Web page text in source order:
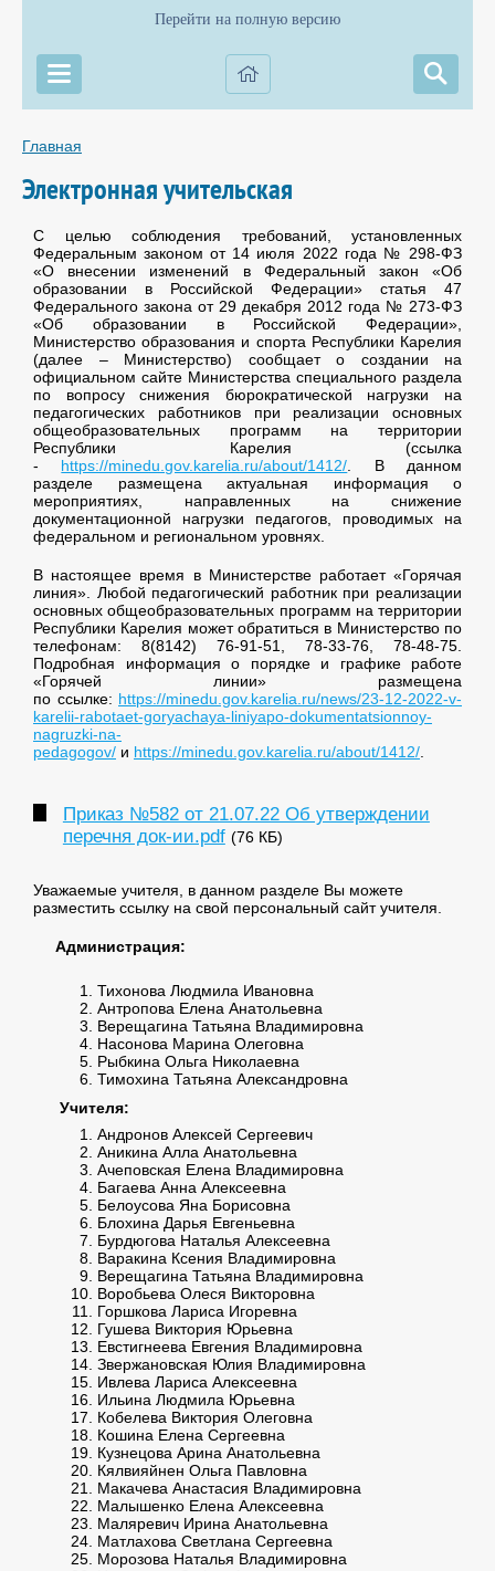
Перейти на полную версию
Главная
Электронная учительская
С целью соблюдения требований, установленных
Федеральным законом от 14 июля 2022 года № 298-ФЗ
«О внесении изменений в Федеральный закон «Об
образовании в Российской Федерации» статья 47
Федерального закона от 29 декабря 2012 года № 273-ФЗ
«Об образовании в Российской Федерации»,
Министерство образования и спорта Республики Карелия
(далее – Министерство) сообщает о создании на
официальном сайте Министерства специального раздела
по вопросу снижения бюрократической нагрузки на
педагогических работников при реализации основных
общеобразовательных программ на территории
Республики Карелия (ссылка
- https://minedu.gov.karelia.ru/about/1412/. В данном
разделе размещена актуальная информация о
мероприятиях, направленных на снижение
документационной нагрузки педагогов, проводимых на
федеральном и региональном уровнях.
В настоящее время в Министерстве работает «Горячая
линия». Любой педагогический работник при реализации
основных общеобразовательных программ на территории
Республики Карелия может обратиться в Министерство по
телефонам: 8(8142) 76-91-51, 78-33-76, 78-48-75.
Подробная информация о порядке и графике работе
«Горячей линии» размещена
по ссылке: https://minedu.gov.karelia.ru/news/23-12-2022-v-
karelii-rabotaet-goryachaya-liniyapo-dokumentatsionnoy-
nagruzki-na-
pedagogov/ и https://minedu.gov.karelia.ru/about/1412/
Приказ №582 от 21.07.22 Об утверждении
перечня док-ии.pdf (76 КБ)
Уважаемые учителя, в данном разделе Вы можете
разместить ссылку на свой персональный сайт учителя.
Администрация:
Тихонова Людмила Ивановна
Антропова Елена Анатольевна
Верещагина Татьяна Владимировна
Насонова Марина Олеговна
Рыбкина Ольга Николаевна
Тимохина Татьяна Александровна
Учителя:
Андронов Алексей Сергеевич
Аникина Алла Анатольевна
Ачеповская Елена Владимировна
Багаева Анна Алексеевна
Белоусова Яна Борисовна
Блохина Дарья Евгеньевна
Бурдюгова Наталья Алексеевна
Варакина Ксения Владимировна
Верещагина Татьяна Владимировна
Воробьева Олеся Викторовна
Горшкова Лариса Игоревна
Гушева Виктория Юрьевна
Евстигнеева Евгения Владимировна
Звержановская Юлия Владимировна
Ивлева Лариса Алексеевна
Ильина Людмила Юрьевна
Кобелева Виктория Олеговна
Кошина Елена Сергеевна
Кузнецова Арина Анатольевна
Кялвияйнен Ольга Павловна
Макачева Анастасия Владимировна
Малышенко Елена Алексеевна
Маляревич Ирина Анатольевна
Матлахова Светлана Сергеевна
Морозова Наталья Владимировна